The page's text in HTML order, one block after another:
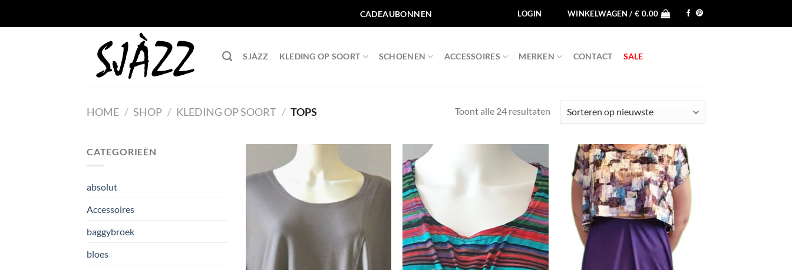
CADEAUBONNEN LOGIN WINKELWAGEN /€ 0.00
SJÀZZ KLEDING OP SOORT SCHOENEN ACCESSOIRES MERKEN CONTACT SALE
HOME / SHOP / KLEDING OP SOORT / TOPS Toont alle 24 resultatenGesorteerd
op
CATEGORIEËN
absolut
Accessoires
baggybroek
bloes
Toevoegen
aan
wenslijst
Toevoegen
wenslijst
Toevoegen
aan
wenslijst